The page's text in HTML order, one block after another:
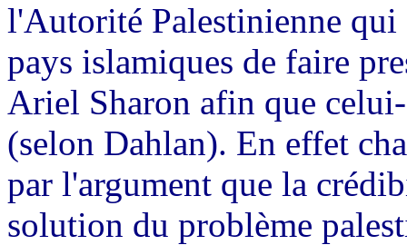
l'Autorité Palestinienne qui
pays islamiques de faire
Ariel Sharon afin que
(selon Dahlan). En effet
par l'argument que la
solution du problème